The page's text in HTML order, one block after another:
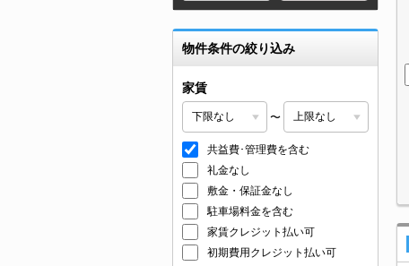
物件条件の絞り込み
家賃
〜
共益費･管理費を含む
礼金なし
敷金・保証金なし
駐車場料金を含む
家賃クレジット払い可
初期費用クレジット払い可